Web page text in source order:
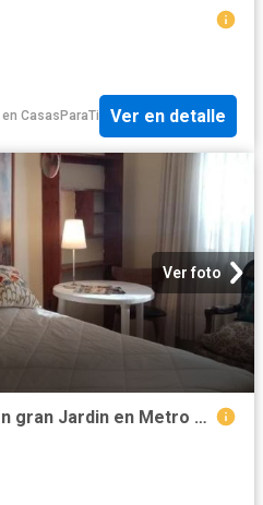
en CasasParaTi Ver en detalle
Ver foto
Pieza Grande Edificio con gran Jardin en Metro Santa Isabel, Barrio Italia